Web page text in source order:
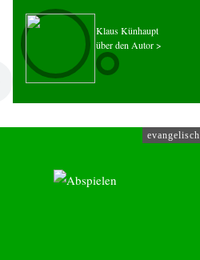
Klaus Künhaupt
über den Autor >
evangelisch